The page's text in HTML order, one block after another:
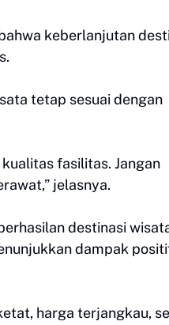
keberlanjutan
tetap sesuai dengan
fasilitas. Jangan
jelasnya.
destinasi
dampak
harga terjangkau,